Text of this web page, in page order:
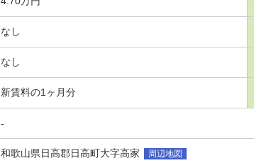
なし
なし
新賃料の1ヶ月分
-
和歌山県日高郡日高町大字高家
周辺地図